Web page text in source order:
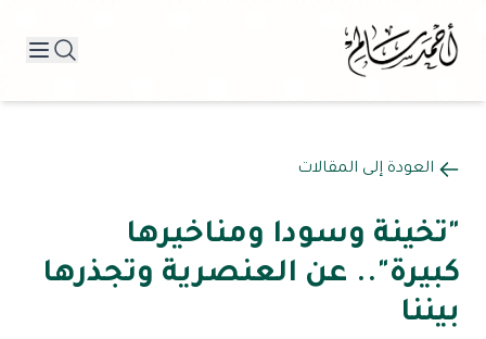
العودة إلى المقالات
"تخينة وسودا ومناخيرها
كبيرة".. عن العنصرية وتجذرها
بيننا